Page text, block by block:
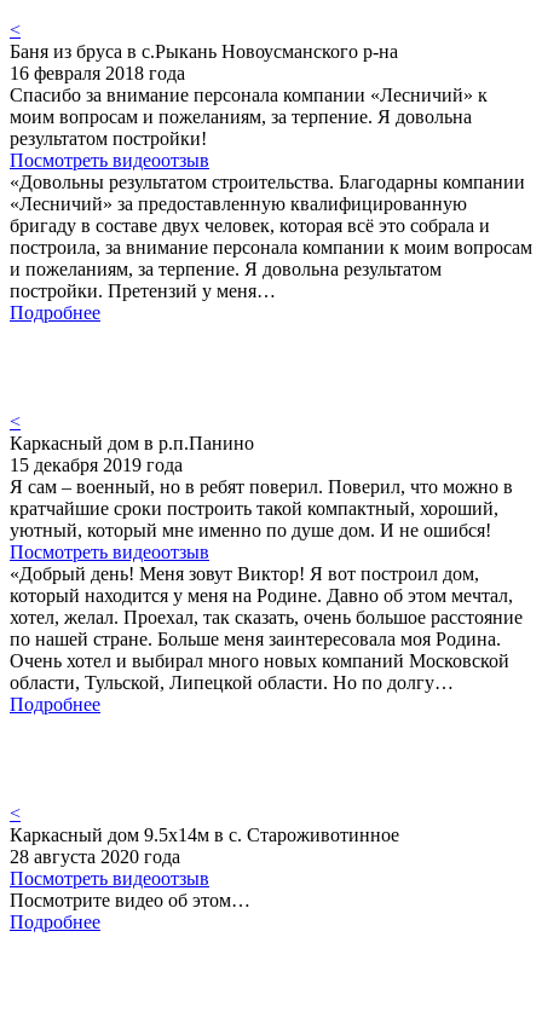
<
Баня из бруса в с.Рыкань Новоусманского р-на
16 февраля 2018 года
Спасибо за внимание персонала компании «Лесничий» к
моим вопросам и пожеланиям, за терпение. Я довольна
результатом постройки!
Посмотреть видеоотзыв
«Довольны результатом строительства. Благодарны компании
«Лесничий» за предоставленную квалифицированную
бригаду в составе двух человек, которая всё это собрала и
построила, за внимание персонала компании к моим вопросам
и пожеланиям, за терпение. Я довольна результатом
постройки. Претензий у меня…
Подробнее
<
Каркасный дом в р.п.Панино
15 декабря 2019 года
Я сам – военный, но в ребят поверил. Поверил, что можно в
кратчайшие сроки построить такой компактный, хороший,
уютный, который мне именно по душе дом. И не ошибся!
Посмотреть видеоотзыв
«Добрый день! Меня зовут Виктор! Я вот построил дом,
который находится у меня на Родине. Давно об этом мечтал,
хотел, желал. Проехал, так сказать, очень большое расстояние
по нашей стране. Больше меня заинтересовала моя Родина.
Очень хотел и выбирал много новых компаний Московской
области, Тульской, Липецкой области. Но по долгу…
Подробнее
<
Каркасный дом 9.5х14м в с. Староживотинное
28 августа 2020 года
Посмотреть видеоотзыв
Посмотрите видео об этом…
Подробнее